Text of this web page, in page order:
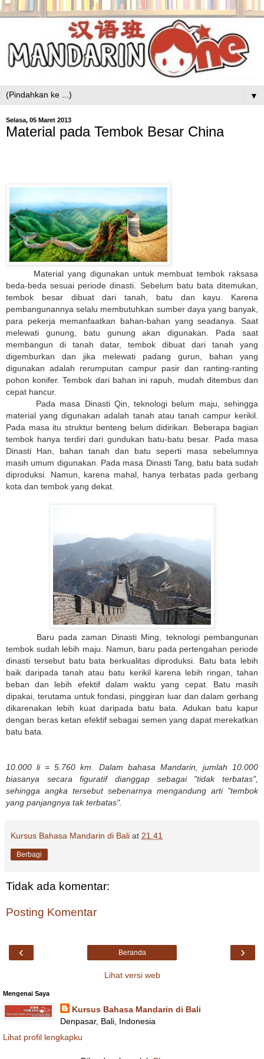
▼
Selasa, 05 Maret 2013
Material pada Tembok Besar China
Material yang digunakan untuk membuat tembok raksasa
beda-beda sesuai periode dinasti. Sebelum batu bata ditemukan,
tembok besar dibuat dari tanah, batu dan kayu. Karena
pembangunannya selalu membutuhkan sumber daya yang banyak,
para pekerja memanfaatkan bahan-bahan yang seadanya. Saat
melewati gunung, batu gunung akan digunakan. Pada saat
membangun di tanah datar, tembok dibuat dari tanah yang
digemburkan dan jika melewati padang gurun, bahan yang
digunakan adalah rerumputan campur pasir dan ranting-ranting
pohon konifer. Tembok dari bahan ini rapuh, mudah ditembus dan
cepat hancur.
Pada masa Dinasti Qin, teknologi belum maju, sehingga
material yang digunakan adalah tanah atau tanah campur kerikil.
Pada masa itu struktur benteng belum didirikan. Beberapa bagian
tembok hanya terdiri dari gundukan batu-batu besar. Pada masa
Dinasti Han, bahan tanah dan batu seperti masa sebelumnya
masih umum digunakan. Pada masa Dinasti Tang, batu bata sudah
diproduksi. Namun, karena mahal, hanya terbatas pada gerbang
kota dan tembok yang dekat.
Baru pada zaman Dinasti Ming, teknologi pembangunan
tembok sudah lebih maju. Namun, baru pada pertengahan periode
dinasti tersebut batu bata berkualitas diproduksi. Batu bata lebih
baik daripada tanah atau batu kerikil karena lebih ringan, tahan
beban dan lebih efektif dalam waktu yang cepat. Batu masih
dipakai, terutama untuk fondasi, pinggiran luar dan dalam gerbang
dikarenakan lebih kuat daripada batu bata. Adukan batu kapur
dengan beras ketan efektif sebagai semen yang dapat merekatkan
batu bata.
10.000 li = 5.760 km. Dalam bahasa Mandarin, jumlah 10.000
biasanya secara figuratif dianggap sebagai "tidak terbatas",
sehingga angka tersebut sebenarnya mengandung arti "tembok
yang panjangnya tak terbatas".
Kursus Bahasa Mandarin di Bali at 21.41
Berbagi
Tidak ada komentar:
Posting Komentar
‹ ›
Beranda
Lihat versi web
Mengenai Saya
Kursus Bahasa Mandarin di Bali
Denpasar, Bali, Indonesia
Lihat profil lengkapku